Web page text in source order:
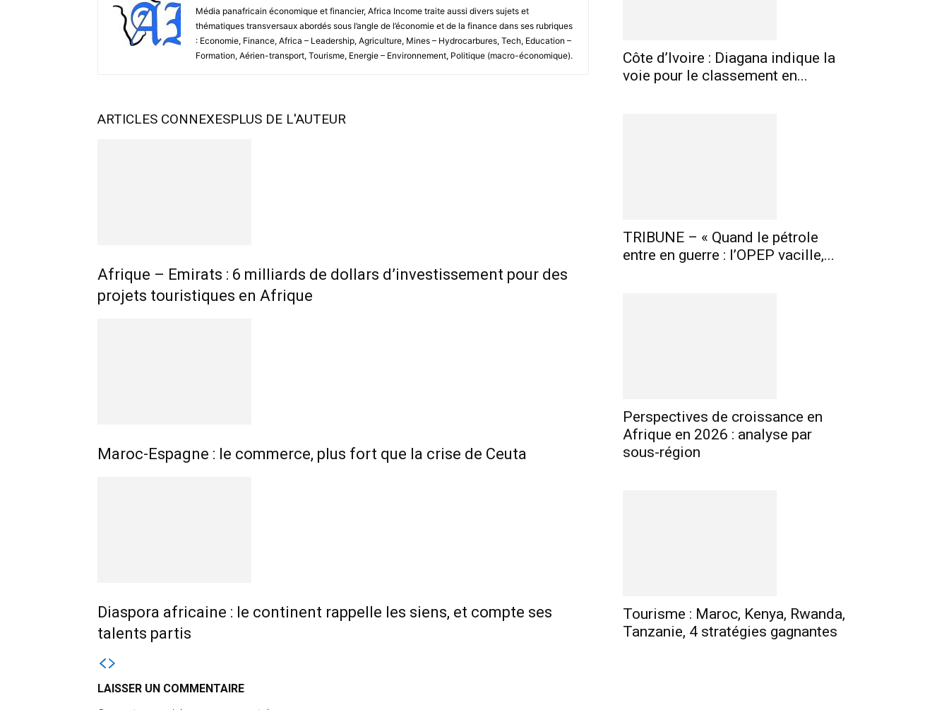
Média panafricain économique et financier, Africa Income traite aussi divers sujets et
thématiques transversaux abordés sous l’angle de l’économie et de la finance dans ses rubriques
: Economie, Finance, Africa – Leadership, Agriculture, Mines – Hydrocarbures, Tech, Education –
Formation, Aérien-transport, Tourisme, Energie – Environnement, Politique (macro-économique).
ARTICLES CONNEXESPLUS DE L'AUTEUR
Afrique – Emirats : 6 milliards de dollars d’investissement pour des
projets touristiques en Afrique
Maroc-Espagne : le commerce, plus fort que la crise de Ceuta
Diaspora africaine : le continent rappelle les siens, et compte ses
talents partis
LAISSER UN COMMENTAIRE
Côte d’Ivoire : Diagana indique la
voie pour le classement en...
TRIBUNE – « Quand le pétrole
entre en guerre : l’OPEP vacille,...
Perspectives de croissance en
Afrique en 2026 : analyse par
sous-région
Tourisme : Maroc, Kenya, Rwanda,
Tanzanie, 4 stratégies gagnantes